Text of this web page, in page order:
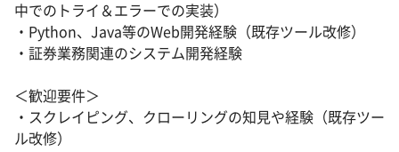
中でのトライ＆エラーでの実装）
・Python、Java等のWeb開発経験（既存ツール改修）
・証券業務関連のシステム開発経験
＜歓迎要件＞
・スクレイピング、クローリングの知見や経験（既存ツー
ル改修）